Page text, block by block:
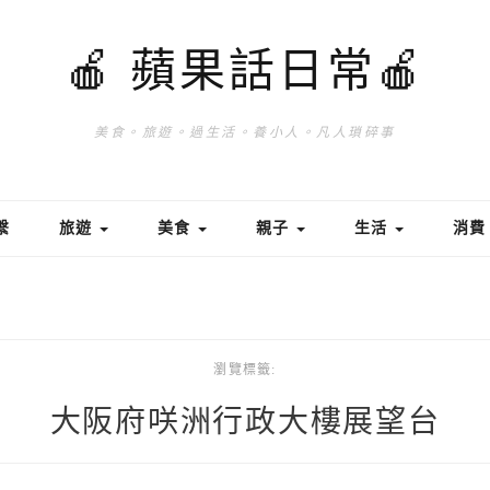
🍎 蘋果話日常🍎
美食。旅遊。過生活。養小人。凡人瑣碎事
旅遊 美食 親子 生活 消費
瀏覽標籤:
大阪府咲洲行政大樓展望台